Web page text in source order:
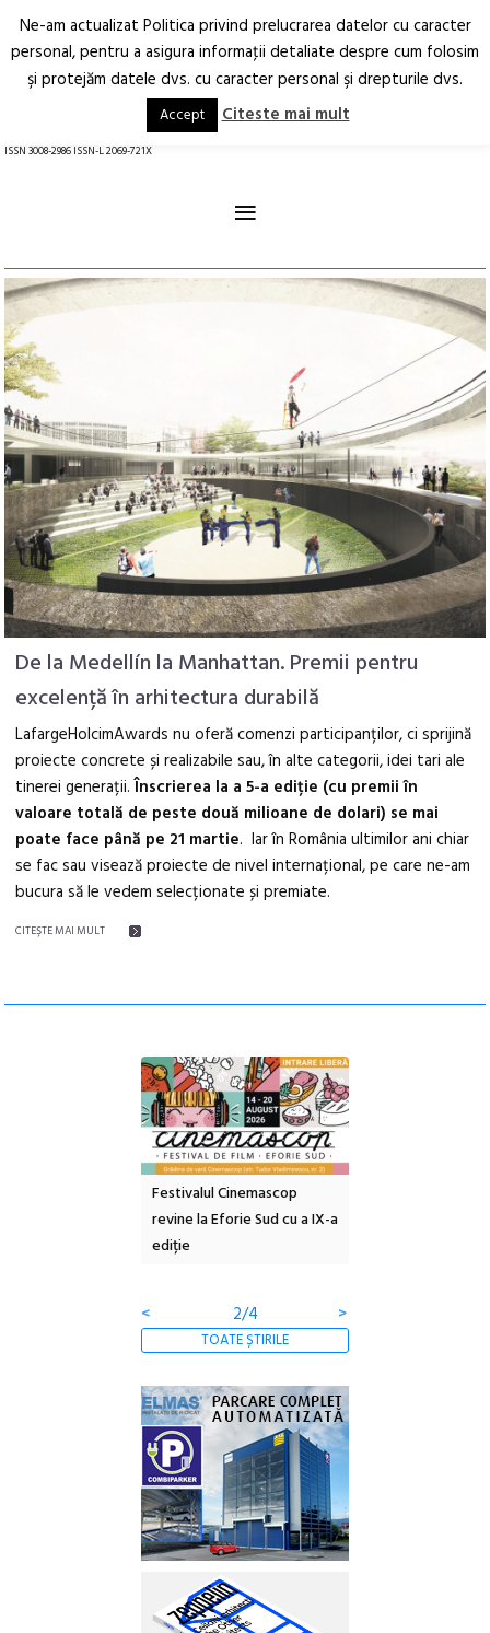
Arhitectură.
Oraș.
RO EN
ISSN 3008-2986 ISSN-L 2069-721X
≡
De la Medellín la Manhattan. Premii pentru
excelență în arhitectura durabilă
LafargeHolcimAwards nu oferă comenzi participanților, ci sprijină
proiecte concrete și realizabile sau, în alte categorii, idei tari ale
tinerei generații.Înscrierea la a 5-a ediție (cu premii în
valoare totală de peste două milioane de dolari) se mai
poate face până pe 21 martie. Iar în România ultimilor ani chiar
se fac sau visează proiecte de nivel internațional, pe care ne-am
bucura să le vedem selecționate și premiate.
CITEŞTE MAI MULT
Festivalul Cinemascop
revine la Eforie Sud cu a IX-a
ediție
<
2/4 >
TOATE ȘTIRILE
Ne-am actualizat Politica privind prelucrarea datelor cu caracter
personal, pentru a asigura informaţii detaliate despre cum folosim
şi protejăm datele dvs. cu caracter personal şi drepturile dvs.
Accept Citeste mai mult